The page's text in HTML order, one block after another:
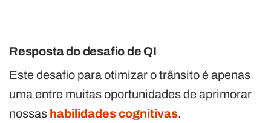
Resposta do desafio de QI
Este desafio para otimizar o trânsito é apenas
uma entre muitas oportunidades de aprimorar
nossas habilidades cognitivas.